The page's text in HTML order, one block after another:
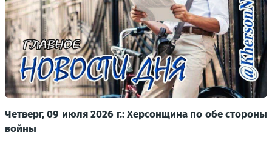
Четверг, 09 июля 2026 г.: Херсонщина по обе стороны
войны